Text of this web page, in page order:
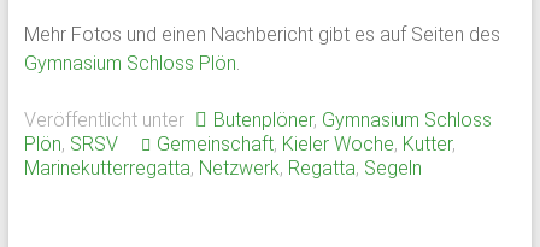
ehemaliger
Schüler,
und
Mitarbeiter
des
Mehr Fotos und einen Nachbericht gibt es auf Seiten des
Gymnasium Schloss Plön.
Veröffentlicht unter Butenplöner, Gymnasium Schloss
Plön, SRSV Gemeinschaft, Kieler Woche, Kutter,
Marinekutterregatta, Netzwerk, Regatta, Segeln